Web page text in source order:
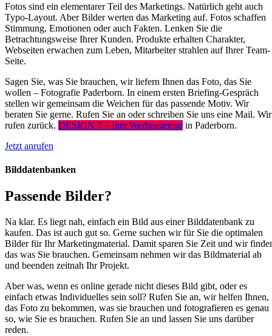
Fotos sind ein elementarer Teil des Marketings. Natürlich geht auch
Typo-Layout. Aber Bilder werten das Marketing auf. Fotos schaffen
Stimmung, Emotionen oder auch Fakten. Lenken Sie die
Betrachtungsweise Ihrer Kunden. Produkte erhalten Charakter,
Webseiten erwachen zum Leben, Mitarbeiter strahlen auf Ihrer Team-
Seite.
Sagen Sie, was Sie brauchen, wir liefern Ihnen das Foto, das Sie
wollen – Fotografie Paderborn. In einem ersten Briefing-Gespräch
stellen wir gemeinsam die Weichen für das passende Motiv. Wir
beraten Sie gerne. Rufen Sie an oder schreiben Sie uns eine Mail. Wir
rufen zurück. DESIGN 7 – Ihre Werbeagentur in Paderborn.
Jetzt anrufen
Bilddatenbanken
Passende Bilder?
Na klar. Es liegt nah, einfach ein Bild aus einer Bilddatenbank zu
kaufen. Das ist auch gut so. Gerne suchen wir für Sie die optimalen
Bilder für Ihr Marketingmaterial. Damit sparen Sie Zeit und wir
das was Sie brauchen. Gemeinsam nehmen wir das Bildmaterial ab
und beenden zeitnah Ihr Projekt.
Aber was, wenn es online gerade nicht dieses Bild gibt, oder es
einfach etwas Individuelles sein soll? Rufen Sie an, wir helfen Ihnen,
das Foto zu bekommen, was sie brauchen und fotografieren es genau
so, wie Sie es brauchen. Rufen Sie an und lassen Sie uns darüber
reden.